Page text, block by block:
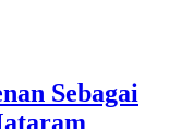
Sebagai